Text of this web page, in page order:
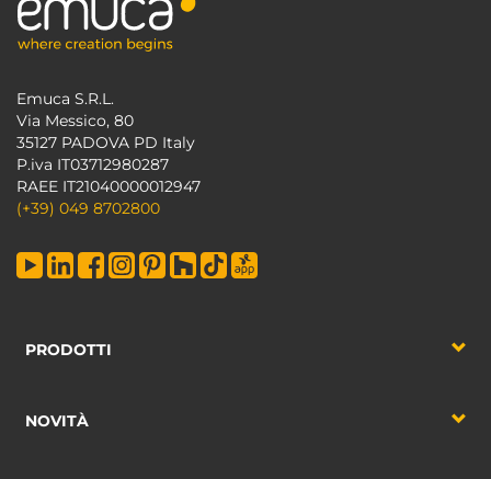
Emuca S.R.L.
Via Messico, 80
35127 PADOVA PD Italy
P.iva IT03712980287
RAEE IT21040000012947
(+39) 049 8702800
PRODOTTI
NOVITÀ